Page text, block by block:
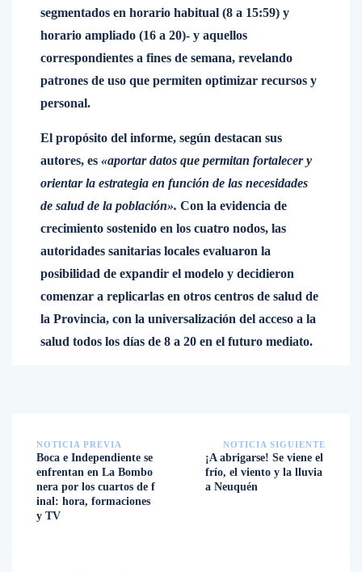
segmentados en horario habitual (8 a 15:59) y
horario ampliado (16 a 20)- y aquellos
correspondientes a fines de semana, revelando
patrones de uso que permiten optimizar recursos y
personal.
El propósito del informe, según destacan sus
autores, es «aportar datos que permitan fortalecer y
orientar la estrategia en función de las necesidades
de salud de la población». Con la evidencia de
crecimiento sostenido en los cuatro nodos, las
autoridades sanitarias locales evaluaron la
posibilidad de expandir el modelo y decidieron
comenzar a replicarlas en otros centros de salud de
la Provincia, con la universalización del acceso a la
salud todos los días de 8 a 20 en el futuro mediato.
NOTICIA PREVIA
Boca e Independiente se
enfrentan en La Bombo
nera por los cuartos de f
inal: hora, formaciones
y TV
NOTICIA SIGUIENTE
¡A abrigarse! Se viene el
frío, el viento y la lluvia
a Neuquén